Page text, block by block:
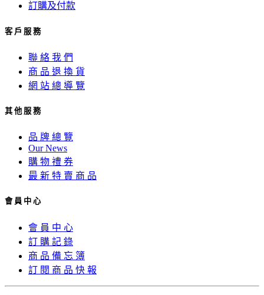
訂購及付款
客 戶 服 務
聯 絡 我 們
商 品 退 換 貨
網 站 總 導 覽
其 他 服 務
品 牌 總 覽
Our News
購 物 禮 券
最 新 特 賣 商 品
會 員 中 心
會 員 中 心
訂 購 記 錄
商 品 備 忘 簿
訂 閱 商 品 快 報